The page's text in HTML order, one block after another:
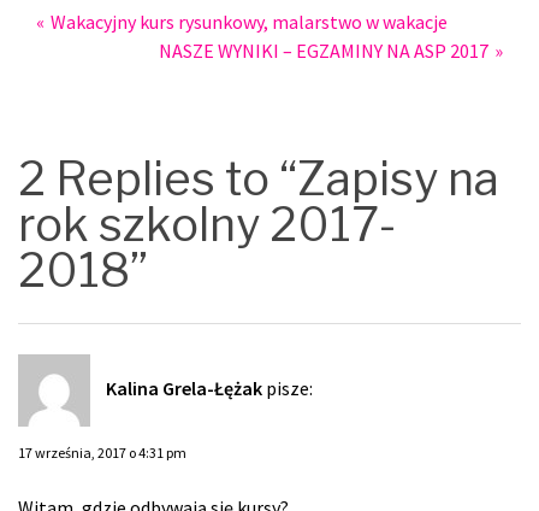
Post
navigation
Wakacyjny kurs rysunkowy, malarstwo w wakacje
NASZE WYNIKI – EGZAMINY NA ASP 2017
2 Replies to “Zapisy na
rok szkolny 2017-
2018”
Kalina Grela-Łężak pisze:
17 września, 2017 o 4:31 pm